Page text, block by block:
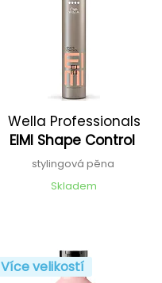
Wella Professionals
EIMI Shape Control
stylingová pěna
Skladem
Více velikostí